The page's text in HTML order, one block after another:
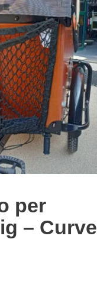
per
– Curve